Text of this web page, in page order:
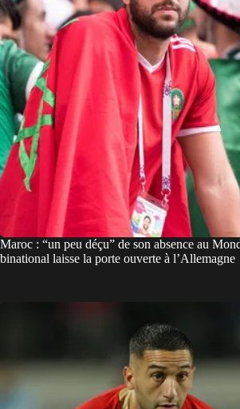
Maroc : “un peu déçu” de son absence au
binational laisse la porte ouverte à l’Allemagne